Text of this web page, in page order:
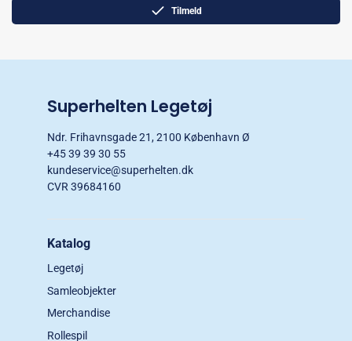
Tilmeld
Superhelten Legetøj
Ndr. Frihavnsgade 21, 2100 København Ø
+45 39 39 30 55
kundeservice@superhelten.dk
CVR 39684160
Katalog
Legetøj
Samleobjekter
Merchandise
Rollespil